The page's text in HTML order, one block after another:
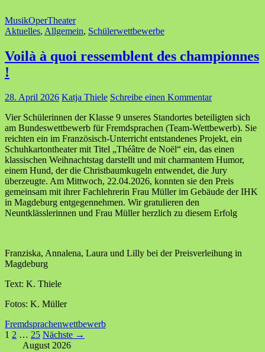
MusikOperTheater
Aktuelles, Allgemein, Schülerwettbewerbe
Voilà à quoi ressemblent des championnes
!
28. April 2026 Katja Thiele Schreibe einen Kommentar
Vier Schülerinnen der Klasse 9 unseres Standortes beteiligten sich
am Bundeswettbewerb für Fremdsprachen (Team-Wettbewerb). Sie
reichten ein im Französisch-Unterricht entstandenes Projekt, ein
Schuhkartontheater mit Titel „Théâtre de Noël“ ein, das einen
klassischen Weihnachtstag darstellt und mit charmantem Humor,
einem Hund, der die Christbaumkugeln entwendet, die Jury
überzeugte. Am Mittwoch, 22.04.2026, konnten sie den Preis
gemeinsam mit ihrer Fachlehrerin Frau Müller im Gebäude der IHK
in Magdeburg entgegennehmen. Wir gratulieren den
Neuntklässlerinnen und Frau Müller herzlich zu diesem Erfolg
Franziska, Annalena, Laura und Lilly bei der Preisverleihung in
Magdeburg
Text: K. Thiele
Fotos: K. Müller
Fremdsprachenwettbewerb
Beitragsnavigation
1 2 … 25 Nächste →
August 2026